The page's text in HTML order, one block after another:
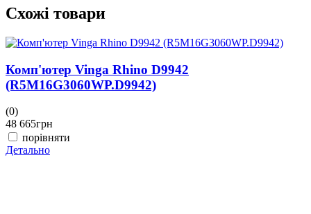
Схожі товари
Комп'ютер Vinga Rhino D9942
(R5M16G3060WP.D9942)
(0)
48 665грн
порівняти
Детально